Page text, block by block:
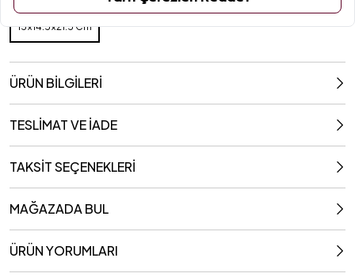
15x14.5x21.5 Cm
15x14.5x21.5 Cm
ÜRÜN BİLGİLERİ
TESLİMAT VE İADE
TAKSİT SEÇENEKLERİ
MAĞAZADA BUL
ÜRÜN YORUMLARI